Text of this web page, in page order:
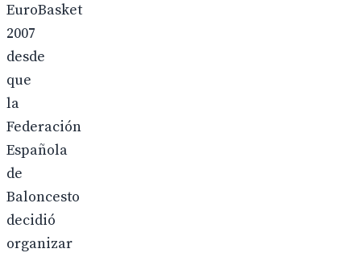
EuroBasket
2007
desde
que
la
Federación
Española
de
Baloncesto
decidió
organizar